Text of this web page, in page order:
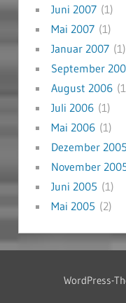
Juni 2007(1)
Mai 2007(1)
Januar 2007(1)
September
August 2006
Juli 2006(1)
Mai 2006(1)
Dezember 2005
November
Juni 2005 (1)
Mai 2005 (2)
WordPress-